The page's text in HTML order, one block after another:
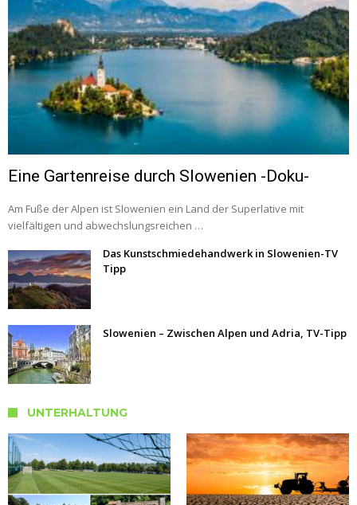
Eine Gartenreise durch Slowenien -Doku-
Am Fuße der Alpen ist Slowenien ein Land der Superlative mit
vielfältigen und abwechslungsreichen …
Das Kunstschmiedehandwerk in Slowenien-TV
Tipp
Slowenien – Zwischen Alpen und Adria, TV-Tipp
UNTERHALTUNG